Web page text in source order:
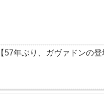
【57年ぶり、ガヴァドンの